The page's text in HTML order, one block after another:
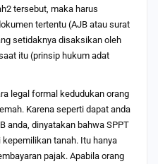
tersebut, maka harus
tertentu (AJB atau surat
setidaknya disaksikan oleh
itu (prinsip hukum adat
legal formal kedudukan orang
Karena seperti dapat anda
anda, dinyatakan bahwa SPPT
kepemilikan tanah. Itu hanya
pajak. Apabila orang